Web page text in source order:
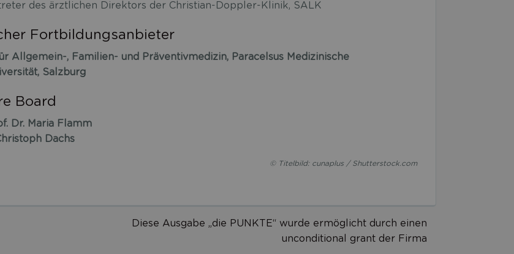
des ärztlichen Direktors der Christian-Doppler-Klinik, SALK
Fortbildungsanbieter
Allgemein-, Familien- und Präventivmedizin, Paracelsus Medizinische
Salzburg
Board
Dr. Maria Flamm
Dachs
© Titelbild: cunaplus / Shutterstock.com
Diese Ausgabe „die PUNKTE“ wurde ermöglicht durch einen
unconditional grant der Firma